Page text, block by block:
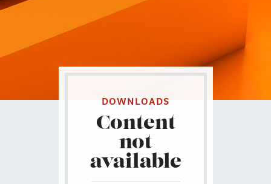
DOWNLOADS
Content
not
available